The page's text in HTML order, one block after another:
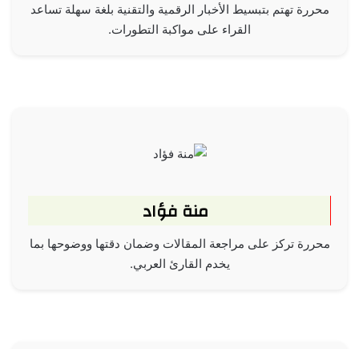
محررة تهتم بتبسيط الأخبار الرقمية والتقنية بلغة سهلة تساعد
القراء على مواكبة التطورات.
منة فؤاد
محررة تركز على مراجعة المقالات وضمان دقتها ووضوحها بما
يخدم القارئ العربي.